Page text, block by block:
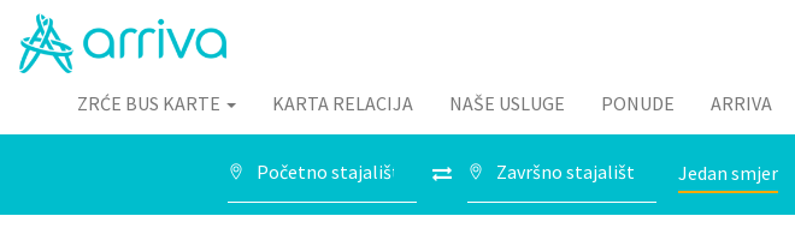
ZRĆE BUS KARTE KARTA RELACIJA NAŠE USLUGE PONUDE ARRIVA
Jedan smjer